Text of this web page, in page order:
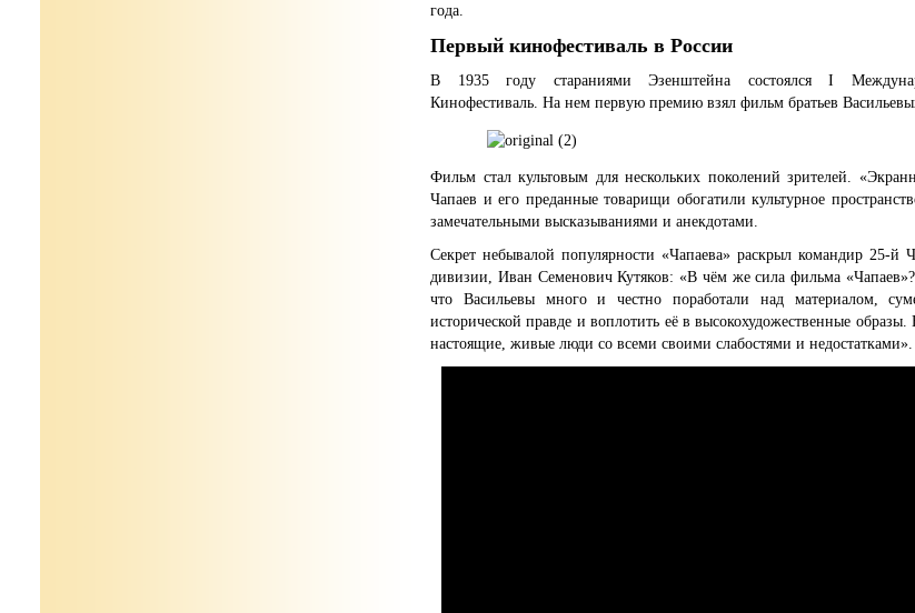
года.
Первый кинофестиваль в России
В 1935 году стараниями Эзенштейна состоялся I
Кинофестиваль. На нем первую премию взял фильм братьев
Фильм стал культовым для нескольких поколений зрителей.
Чапаев и его преданные товарищи обогатили культурное
замечательными высказываниями и анекдотами.
Секрет небывалой популярности «Чапаева» раскрыл командир 25-й
дивизии, Иван Семенович Кутяков: «В чём же сила фильма
что Васильевы много и честно поработали над материалом,
исторической правде и воплотить её в высокохудожественные
настоящие, живые люди со всеми своими слабостями и недостатками».